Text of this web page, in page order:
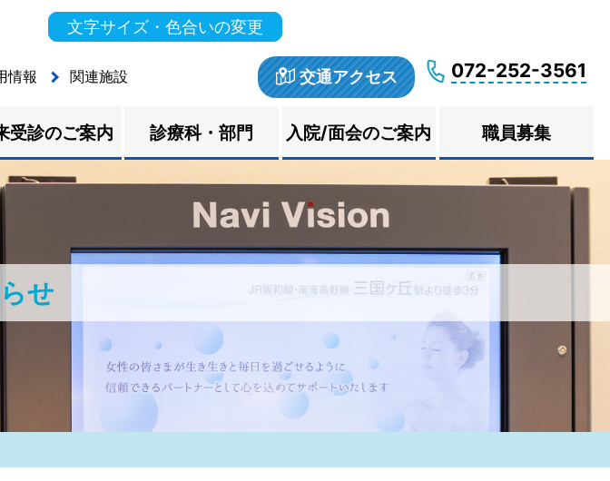
文字サイズ・色合いの変更
情報 関連施設 交通アクセス 072-252-3561
受診のご案内 診療科・部門 入院/面会のご案内 職員募集
せ